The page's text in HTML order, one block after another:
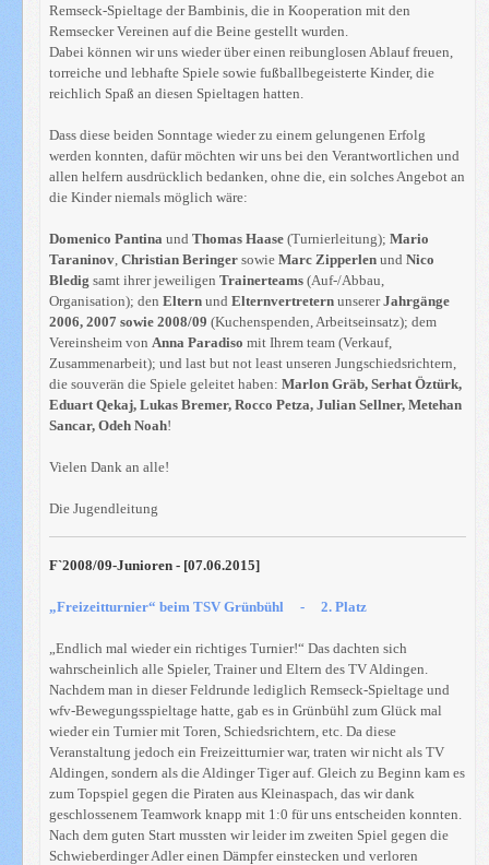
Remseck-Spieltage der Bambinis, die in Kooperation mit den
Remsecker Vereinen auf die Beine gestellt wurden.
Dabei können wir uns wieder über einen reibunglosen Ablauf freuen,
torreiche und lebhafte Spiele sowie fußballbegeisterte Kinder, die
reichlich Spaß an diesen Spieltagen hatten.
Dass diese beiden Sonntage wieder zu einem gelungenen Erfolg
werden konnten, dafür möchten wir uns bei den Verantwortlichen und
allen helfern ausdrücklich bedanken, ohne die, ein solches Angebot an
die Kinder niemals möglich wäre:
Domenico Pantina undThomas Haase (Turnierleitung);Mario
Taraninov ,Christian Beringer sowieMarc Zipperlen undNico
Bledig samt ihrer jeweiligenTrainerteams (Auf-/Abbau,
Organisation); denEltern undElternvertretern unsererJahrgänge
2006, 2007 sowie 2008/09 (Kuchenspenden, Arbeitseinsatz); dem
Vereinsheim von Anna Paradiso mit Ihrem team (Verkauf,
Zusammenarbeit); und last but not least unseren Jungschiedsrichtern,
die souverän die Spiele geleitet haben:Marlon Gräb, Serhat Öztürk,
Eduart Qekaj, Lukas Bremer, Rocco Petza, Julian Sellner, Metehan
Sancar, Odeh Noah!
Vielen Dank an alle!
Die Jugendleitung
F`2008/09-Junioren - [07.06.2015]
„Freizeitturnier“ beim TSV Grünbühl - 2. Platz
„Endlich mal wieder ein richtiges Turnier!“ Das dachten sich
wahrscheinlich alle Spieler, Trainer und Eltern des TV Aldingen.
Nachdem man in dieser Feldrunde lediglich Remseck-Spieltage und
wfv-Bewegungsspieltage hatte, gab es in Grünbühl zum Glück mal
wieder ein Turnier mit Toren, Schiedsrichtern, etc. Da diese
Veranstaltung jedoch ein Freizeitturnier war, traten wir nicht als TV
Aldingen, sondern als die Aldinger Tiger auf. Gleich zu Beginn kam es
zum Topspiel gegen die Piraten aus Kleinaspach, das wir dank
geschlossenem Teamwork knapp mit 1:0 für uns entscheiden konnten.
Nach dem guten Start mussten wir leider im zweiten Spiel gegen die
Schwieberdinger Adler einen Dämpfer einstecken und verloren